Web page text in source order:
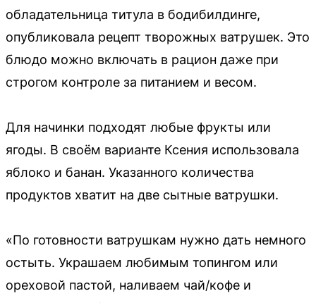
обладательница титула в бодибилдинге,
опубликовала рецепт творожных ватрушек. Это
блюдо можно включать в рацион даже при
строгом контроле за питанием и весом.
Для начинки подходят любые фрукты или
ягоды. В своём варианте Ксения использовала
яблоко и банан. Указанного количества
продуктов хватит на две сытные ватрушки.
«По готовности ватрушкам нужно дать немного
остыть. Украшаем любимым топингом или
ореховой пастой, наливаем чай/кофе и